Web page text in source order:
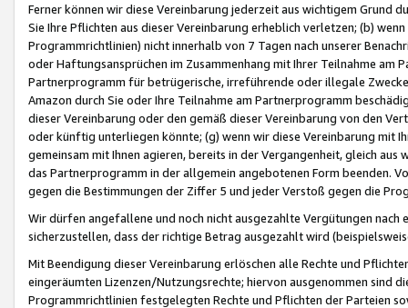
Ferner können wir diese Vereinbarung jederzeit aus wichtigem Grund
Sie Ihre Pflichten aus dieser Vereinbarung erheblich verletzen; (b)
Programmrichtlinien) nicht innerhalb von 7 Tagen nach unserer
oder Haftungsansprüchen im Zusammenhang mit Ihrer Teilnahme am
Partnerprogramm für betrügerische, irreführende oder illegale
Amazon durch Sie oder Ihre Teilnahme am Partnerprogramm
dieser Vereinbarung oder den gemäß dieser Vereinbarung von den
oder künftig unterliegen könnte; (g) wenn wir diese Vereinbarung mit
gemeinsam mit Ihnen agieren, bereits in der Vergangenheit, gleich
das Partnerprogramm in der allgemein angebotenen Form beenden.
gegen die Bestimmungen der Ziffer 5 und jeder Verstoß gegen die
Wir dürfen angefallene und noch nicht ausgezahlte Vergütungen
sicherzustellen, dass der richtige Betrag ausgezahlt wird
Mit Beendigung dieser Vereinbarung erlöschen alle Rechte und
eingeräumten Lizenzen/Nutzungsrechte; hiervon ausgenommen sind
Programmrichtlinien festgelegten Rechte und Pflichten der Parteien